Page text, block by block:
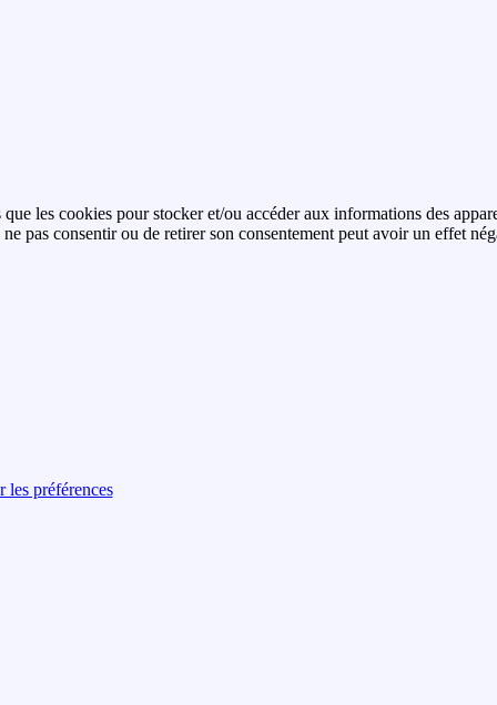
les cookies pour stocker et/ou accéder aux informations des
pas consentir ou de retirer son consentement peut avoir un effet
les préférences